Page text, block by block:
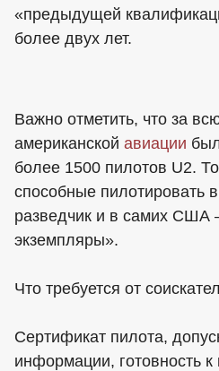
«предыдущей
более двух лет.
Важно отметить, что за
американской авиации
более 1500 пилотов U2.
способные пилотировать
разведчик и в самих США
экземпляры».
Что требуется от
Сертификат пилота,
информации, готовность